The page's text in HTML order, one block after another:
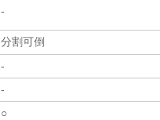
-
分割可倒
-
-
○